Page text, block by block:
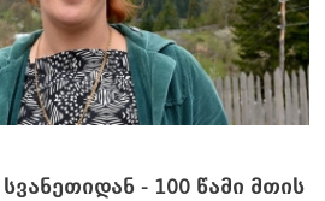
- 100 წამი მთის